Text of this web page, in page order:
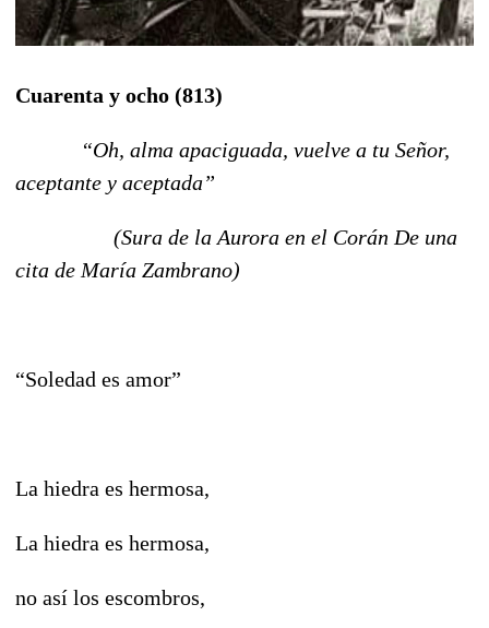
Cuarenta y ocho (813)
“Oh, alma apaciguada, vuelve a tu Señor,
aceptante y aceptada”
(Sura de la Aurora en el Corán De una
cita de María Zambrano)
“Soledad es amor”
La hiedra es hermosa,
La hiedra es hermosa,
no así los escombros,